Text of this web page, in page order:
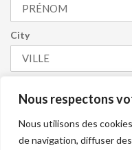
Nous respectons
Nous utilisons des
de navigation, diffuser
City